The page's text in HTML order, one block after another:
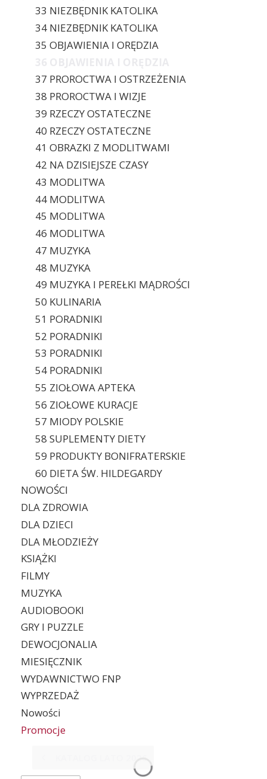
33 NIEZBĘDNIK KATOLIKA
34 NIEZBĘDNIK KATOLIKA
35 OBJAWIENIA I ORĘDZIA
37 PROROCTWA I OSTRZEŻENIA
38 PROROCTWA I WIZJE
39 RZECZY OSTATECZNE
40 RZECZY OSTATECZNE
41 OBRAZKI Z MODLITWAMI
42 NA DZISIEJSZE CZASY
43 MODLITWA
44 MODLITWA
45 MODLITWA
46 MODLITWA
47 MUZYKA
48 MUZYKA
49 MUZYKA I PEREŁKI MĄDROŚCI
50 KULINARIA
51 PORADNIKI
52 PORADNIKI
53 PORADNIKI
54 PORADNIKI
55 ZIOŁOWA APTEKA
56 ZIOŁOWE KURACJE
57 MIODY POLSKIE
58 SUPLEMENTY DIETY
59 PRODUKTY BONIFRATERSKIE
60 DIETA ŚW. HILDEGARDY
NOWOŚCI
DLA ZDROWIA
DLA DZIECI
DLA MŁODZIEŻY
KSIĄŻKI
FILMY
MUZYKA
AUDIOBOOKI
GRY I PUZZLE
DEWOCJONALIA
MIESIĘCZNIK
WYDAWNICTWO FNP
WYPRZEDAŻ
Nowości
Promocje